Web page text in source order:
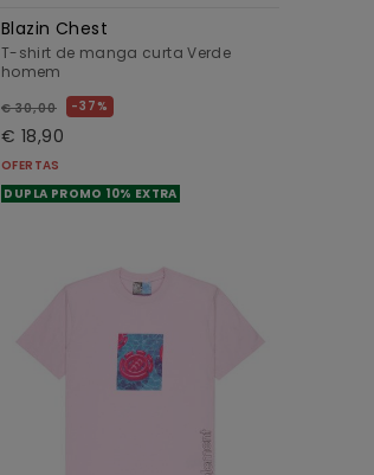
Blazin Chest
T-shirt de manga curta Verde
homem
€ 30,00 37%
€ 18,90
OFERTAS
DUPLA PROMO 10% EXTRA